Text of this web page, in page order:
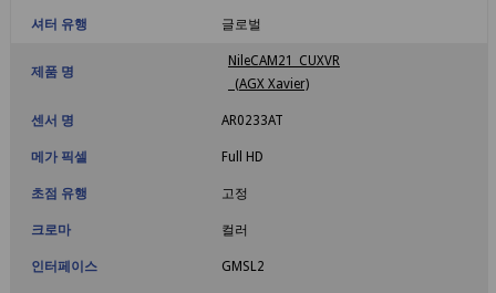
셔터 유행 글로벌
제품 명
NileCAM21_CUXVR
(AGX Xavier)
센서 명 AR0233AT
메가 픽셀 Full HD
초점 유행 고정
크로마 컬러
인터페이스 GMSL2